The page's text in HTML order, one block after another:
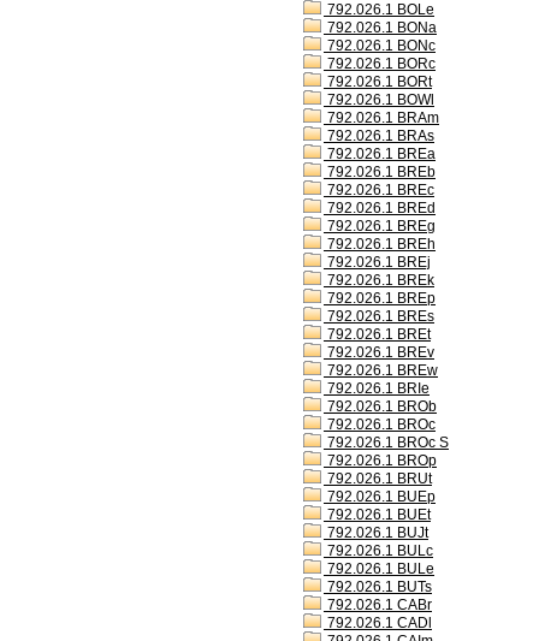
792.026.1 BOLe
792.026.1 BONa
792.026.1 BONc
792.026.1 BORc
792.026.1 BORt
792.026.1 BOWl
792.026.1 BRAm
792.026.1 BRAs
792.026.1 BREa
792.026.1 BREb
792.026.1 BREc
792.026.1 BREd
792.026.1 BREg
792.026.1 BREh
792.026.1 BREj
792.026.1 BREk
792.026.1 BREp
792.026.1 BREs
792.026.1 BREt
792.026.1 BREv
792.026.1 BREw
792.026.1 BRIe
792.026.1 BROb
792.026.1 BROc
792.026.1 BROc S
792.026.1 BROp
792.026.1 BRUt
792.026.1 BUEp
792.026.1 BUEt
792.026.1 BUJt
792.026.1 BULc
792.026.1 BULe
792.026.1 BUTs
792.026.1 CABr
792.026.1 CADl